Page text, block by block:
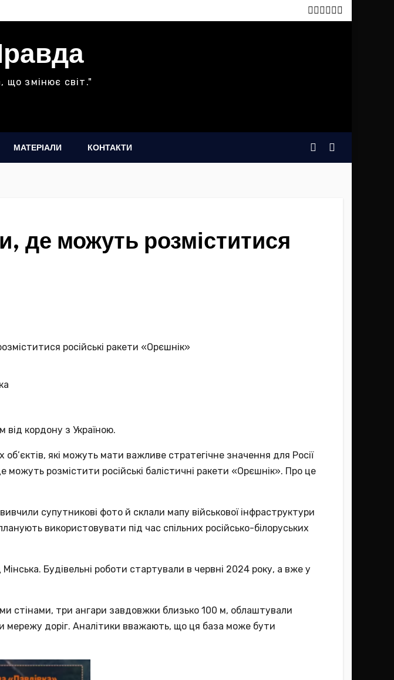
що змінює світ."
МАТЕРІАЛИ КОНТАКТИ
де можуть розміститися
від кордону з Україною.
які можуть мати важливе стратегічне значення для Росії
можуть розмістити російські балістичні ракети «Орєшнік». Про це
супутникові фото й склали мапу військової інфраструктури
використовувати під час спільних російсько-білоруських
Будівельні роботи стартували в червні 2024 року, а вже у
стінами, три ангари завдовжки близько 100 м, облаштували
мережу доріг. Аналітики вважають, що ця база може бути